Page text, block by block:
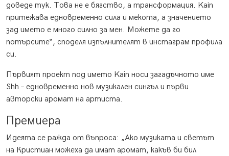
доведе тук. Това не е бягство, а трансформация. Kain
притежава едновременно сила и мекота, а значението
зад името е много силно за мен. Можете да го
потърсите“, споделя изпълнителят в инстаграм профила
си.
Първият проект под името Kain носи загадъчното име
Shh – едновременно нов музикален сингъл и първи
авторски аромат на артиста.
Премиера
Идеята се ражда от въпроса: „Ако музиката и светът
на Кристиан можеха да имат аромат, какъв би бил